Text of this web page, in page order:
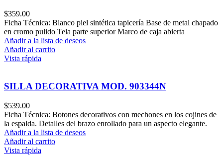
$359.00
Ficha Técnica: Blanco piel sintética tapicería Base de metal chapado
en cromo pulido Tela parte superior Marco de caja abierta
Añadir a la lista de deseos
Añadir al carrito
Vista rápida
SILLA DECORATIVA MOD. 903344N
$539.00
Ficha Técnica: Botones decorativos con mechones en los cojines de
la espalda. Detalles del brazo enrollado para un aspecto elegante.
Añadir a la lista de deseos
Añadir al carrito
Vista rápida